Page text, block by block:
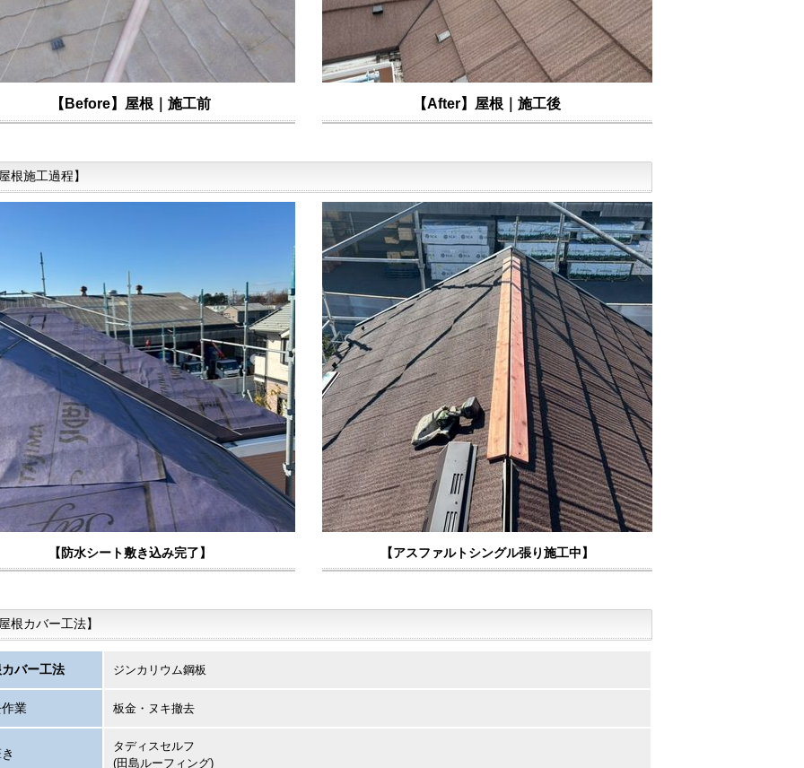
【Before】屋根｜施工前 【After】屋根｜施工後
根施工過程】
【防水シート敷き込み完了】 【アスファルトシングル張り施工中】
根カバー工法】
バー工法 ジンカリウム鋼板
業 板金・ヌキ撤去
タディスセルフ
(田島ルーフィング)